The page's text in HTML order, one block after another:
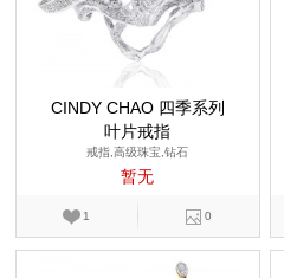
CINDY CHAO 四季系列
叶片戒指
戒指,高级珠宝,钻石
暂无
1 0